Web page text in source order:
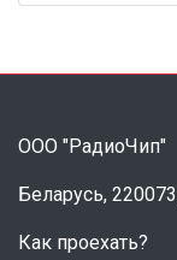
ООО "РадиоЧип"
Беларусь,
Как проехать?